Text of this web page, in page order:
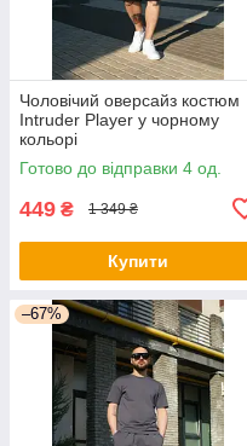
Чоловічий оверсайз костюм
Intruder Player у чорному
кольорі
Готово до відправки 4 од.
449 ₴ 1 349 ₴
Купити
–67%